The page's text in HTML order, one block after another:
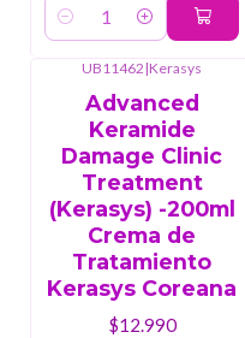
Cantidad
UB11462|Kerasys
Advanced
Keramide
Damage Clinic
Treatment
(Kerasys) -200ml
Crema de
Tratamiento
Kerasys Coreana
$12.990